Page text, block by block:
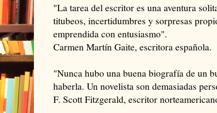
"La tarea del escritor es una aventura
titubeos, incertidumbres y sorpresas
emprendida con entusiasmo".
Carmen Martín Gaite, escritora española.
"Nunca hubo una buena biografía de un
haberla. Un novelista son demasiadas
F. Scott Fitzgerald, escritor